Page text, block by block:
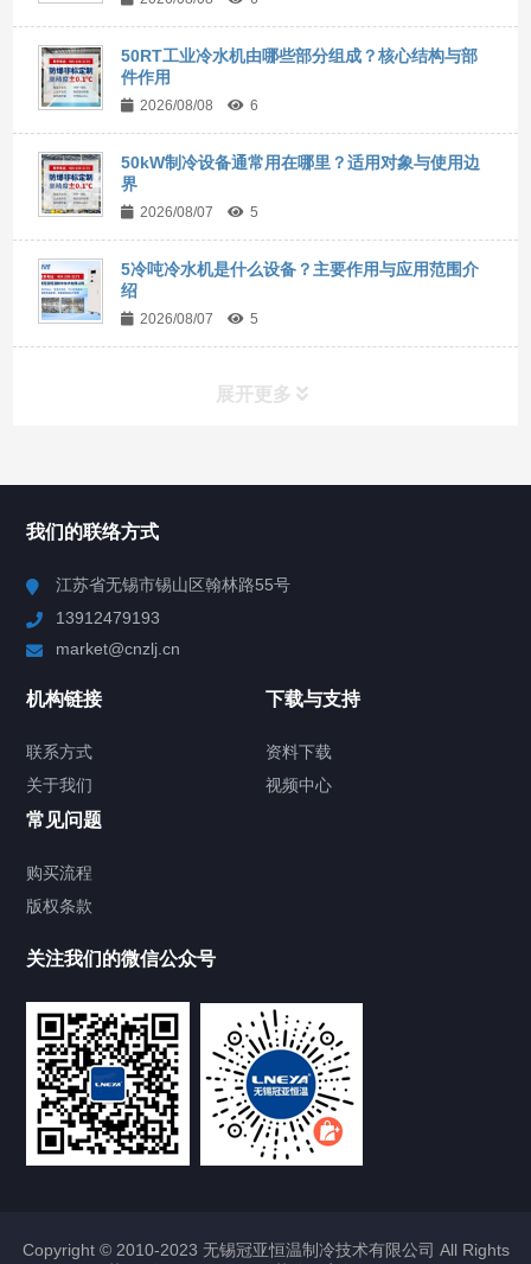
50RT工业冷水机由哪些部分组成？核心结构与部
件作用
2026/08/08 6
50kW制冷设备通常用在哪里？适用对象与使用边
界
2026/08/07 5
5冷吨冷水机是什么设备？主要作用与应用范围介
绍
2026/08/07 5
展开更多
Chiller高精度制冷循环器
TCU温度控制单元
Chiller气体控温系统
Chamber试验箱
FREEZER低温箱
VOCs冷凝回收装置
我们的联络方式
江苏省无锡市锡山区翰林路55号
13912479193
market@cnzlj.cn
机构链接
联系方式
关于我们
下载与支持
资料下载
视频中心
常见问题
购买流程
版权条款
关注我们的微信公众号
Copyright © 2010-2023 无锡冠亚恒温制冷技术有限公司 All Rights